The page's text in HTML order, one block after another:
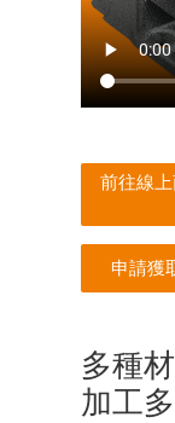
前往線
申請獲
多種
加工